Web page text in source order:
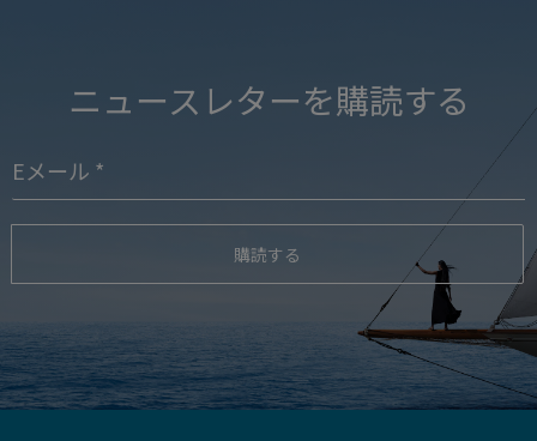
ニュースレターを購読する
購読する